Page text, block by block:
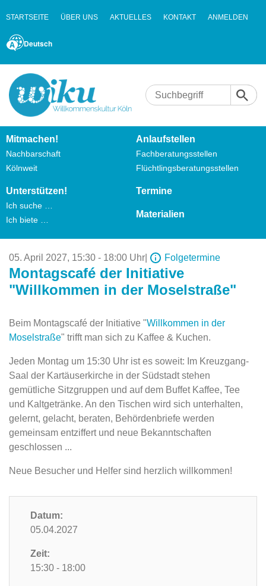
STARTSEITE ÜBER UNS AKTUELLES KONTAKT ANMELDEN
Deutsch
Mitmachen!
Nachbarschaft
Kölnweit
Anlaufstellen
Fachberatungsstellen
Flüchtlingsberatungsstellen
Unterstützen!
Ich suche …
Ich biete …
Termine
Materialien
05. April 2027, 15:30 - 18:00 Uhr Folgetermine
Montagscafé der Initiative
"Willkommen in der Moselstraße"
Beim Montagscafé der Initiative "Willkommen in der
Moselstraße" trifft man sich zu Kaffee & Kuchen.
Jeden Montag um 15:30 Uhr ist es soweit: Im Kreuzgang-
Saal der Kartäuserkirche in der ‎Südstadt stehen
gemütliche Sitzgruppen und auf dem Buffet Kaffee, ‎Tee
und Kaltgetränke. An den Tischen wird sich unterhalten,
gelernt, gelacht, beraten, Behördenbriefe werden
gemeinsam entziffert und neue Bekanntschaften
‎geschlossen ...‎
Neue Besucher und Helfer sind herzlich willkommen!
Datum:
05.04.2027
Zeit:
15:30 - 18:00